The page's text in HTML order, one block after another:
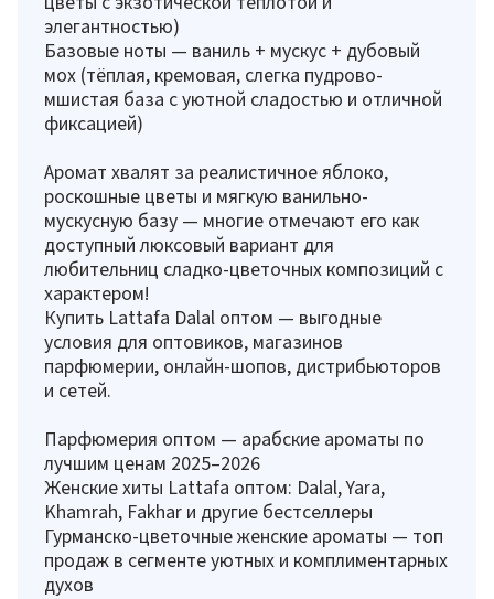
элегантностью)
Базовые ноты — ваниль + мускус + дубовый
мох (тёплая, кремовая, слегка пудрово-
мшистая база с уютной сладостью и отличной
фиксацией)
Аромат хвалят за реалистичное яблоко,
роскошные цветы и мягкую ванильно-
мускусную базу — многие отмечают его как
доступный люксовый вариант для
любительниц сладко-цветочных композиций с
характером!
Купить Lattafa Dalal оптом — выгодные
условия для оптовиков, магазинов
парфюмерии, онлайн-шопов, дистрибьюторов
и сетей.
Парфюмерия оптом — арабские ароматы по
лучшим ценам 2025–2026
Женские хиты Lattafa оптом: Dalal, Yara,
Khamrah, Fakhar и другие бестселлеры
Гурманско-цветочные женские ароматы — топ
продаж в сегменте уютных и комплиментарных
духов